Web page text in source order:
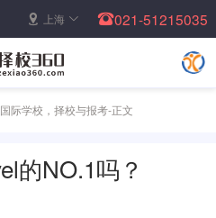
上海 021-51215035
际学校 ， 择校与报考-正文
的NO.1吗？